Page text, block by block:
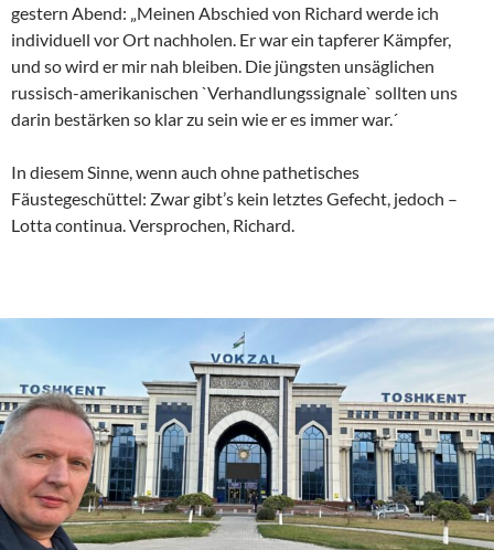
gestern Abend: „Meinen Abschied von Richard werde ich
individuell vor Ort nachholen. Er war ein tapferer Kämpfer,
und so wird er mir nah bleiben. Die jüngsten unsäglichen
russisch-amerikanischen `Verhandlungssignale` sollten uns
darin bestärken so klar zu sein wie er es immer war.´
In diesem Sinne, wenn auch ohne pathetisches
Fäustegeschüttel: Zwar gibt’s kein letztes Gefecht, jedoch –
Lotta continua. Versprochen, Richard.